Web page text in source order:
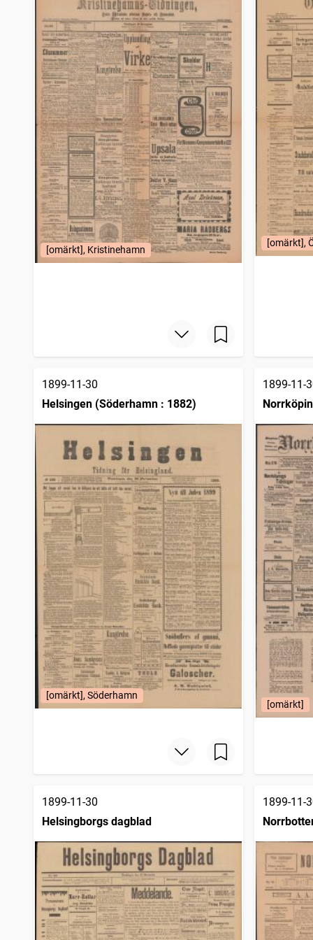
Venersborgsposten
Svenska sändebudet
1
träffar
Södermanlands dagblad
1
träffar
Borås tidning
1
träffar
Hvad nytt i dag, Sammandragen upplaga af Stockholmstidningen
1
träffar
Hallands tidning
1
träffar
Dagen (Stockholm : 1896)
1
träffar
Svenska landtmannatidningen
1
träffar
Åby-Åstorpstidningen
1
träffar
Ångaren
1
träffar
Gefle dagblad
1
träffar
Arbetet (1887)
1
träffar
Hela Sverige, Allmän veckotidning för Svenska folket
1
träffar
Skånska dagbladets hyres och platslista
1
träffar
Karlshamns allehanda
1
träffar
Haaparannanlehti
1
träffar
Lunds dagblad
1
1
[omärkt], Kristinehamn
[omärkt],
1899-11-30
Helsingen (Söderhamn : 1882)
[omärkt], Söderhamn
1899-11-
[omärkt]
1899-11-30
Helsingborgs dagblad
1899-11-